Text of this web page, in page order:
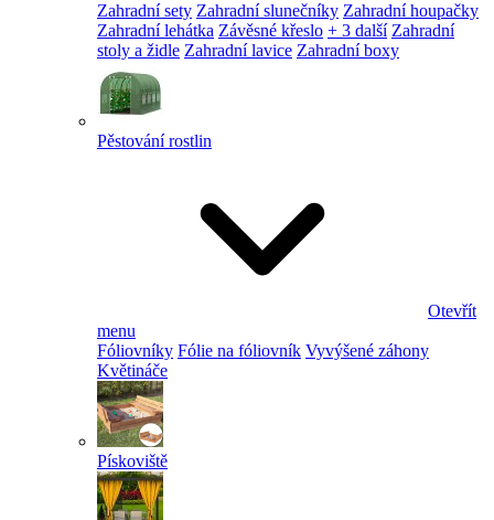
Zahradní sety Zahradní slunečníky Zahradní houpačky
Zahradní lehátka Závěsné křeslo + 3 další Zahradní
stoly a židle Zahradní lavice Zahradní boxy
Pěstování rostlin
Otevřít
menu
Fóliovníky Fólie na fóliovník Vyvýšené záhony
Květináče
Pískoviště